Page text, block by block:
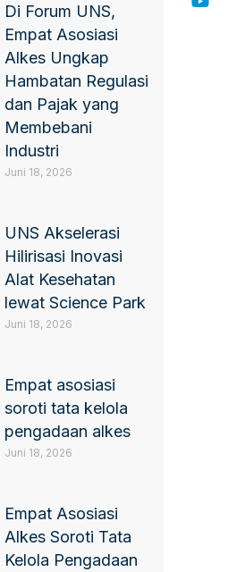
Di Forum UNS,
Empat Asosiasi
Alkes Ungkap
Hambatan Regulasi
dan Pajak yang
Membebani
Industri
Juni 18, 2026
UNS Akselerasi
Hilirisasi Inovasi
Alat Kesehatan
lewat Science Park
Juni 18, 2026
Empat asosiasi
soroti tata kelola
pengadaan alkes
Juni 18, 2026
Empat Asosiasi
Alkes Soroti Tata
Kelola Pengadaan